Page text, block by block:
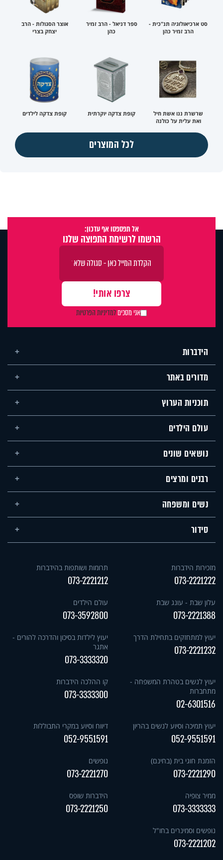
סט ארכיאולוגיה תנ"כית -
הרב זמיר כהן
ספר דניאל - הרב זמיר
כהן
אוצר הסגולות - הרב
יצחק בצרי
שרשרת ננו אשת חיל
ואת עלית על כולנה
קופת צדקה יוקרתית קופת צדקה לילדים
לכל המוצרים
אל תפספסו אף עדכון:
הרשמו לרשימת התפוצה שלנו
אני מסכיםלמדיניות הפרטיות
הידברות
מדורים באתר
תוכניות הערוץ
עולם הילדים
נושאים שונים
רבנים ומרצים
נשים ומשפחה
סידור
מזכירות הידברות
073-2221222
תרומות ושותפות בהידברות
073-2221212
עלון שבת - עונג שבת
073-2221388
עולם הילדים
073-3592800
יעוץ למתחזקים בתחילת הדרך
073-2221232
יעוץ לילדות בסיכון והדרכה להורים -
אתגר
073-3333320
יעוץ לנשים בטהרת המשפחה -
מתחברות
02-6301516
קו ההלכה הידברות
073-3333300
יעוץ תמיכה וסיוע לנשים בהריון
052-9551591
דיווח וסיוע במקרי התבוללות
052-9551591
הזמנת חוגי בית (בחינם)
073-2221290
נופשים
073-2221270
ממיר צופיה
073-3333333
הידברות שופס
073-2221250
נופשים וסמינרים בחו"ל
073-2221202